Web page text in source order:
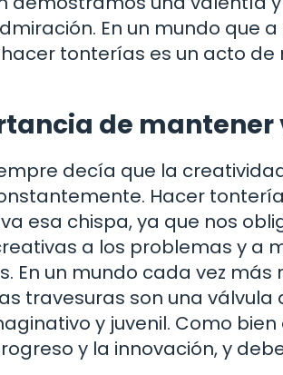
En un mundo que
tonterías es un acto
de
decía que la
Hacer
esa chispa, ya que nos
a los problemas y a
En un mundo cada vez
travesuras son una
y juvenil. Como
y la innovación, y